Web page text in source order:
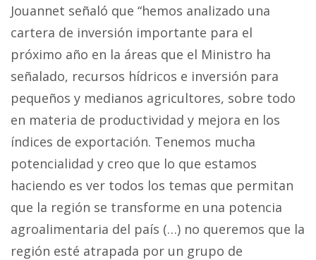
Jouannet señaló que “hemos analizado una
cartera de inversión importante para el
próximo año en la áreas que el Ministro ha
señalado, recursos hídricos e inversión para
pequeños y medianos agricultores, sobre todo
en materia de productividad y mejora en los
índices de exportación. Tenemos mucha
potencialidad y creo que lo que estamos
haciendo es ver todos los temas que permitan
que la región se transforme en una potencia
agroalimentaria del país (…) no queremos que la
región esté atrapada por un grupo de